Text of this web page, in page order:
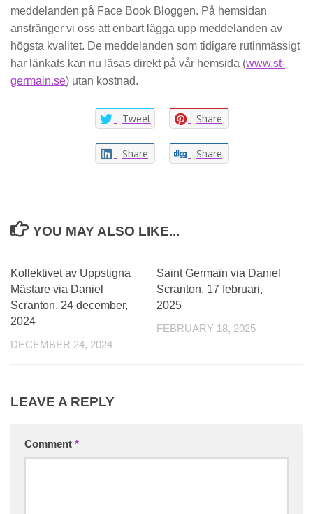
meddelanden på Face Book Bloggen. På hemsidan
anstränger vi oss att enbart lägga upp meddelanden av
högsta kvalitet. De meddelanden som tidigare rutinmässigt
har länkats kan nu läsas direkt på vår hemsida (www.st-
germain.se) utan kostnad.
Tweet Share
Share Share
YOU MAY ALSO LIKE...
Kollektivet av Uppstigna
Mästare via Daniel
Scranton, 24 december,
2024
DECEMBER 24, 2024
Saint Germain via Daniel
Scranton, 17 februari,
2025
FEBRUARY 18, 2025
LEAVE A REPLY
Comment *